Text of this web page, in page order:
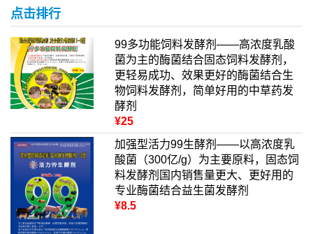
点击排行
99多功能饲料发酵剂——高浓度乳酸
菌为主的酶菌结合固态饲料发酵剂，
更轻易成功、效果更好的酶菌结合生
物饲料发酵剂，简单好用的中草药发
酵剂
¥25
加强型活力99生酵剂——以高浓度乳
酸菌（300亿/g）为主要原料，固态饲
料发酵剂国内销售量更大、更好用的
专业酶菌结合益生菌发酵剂
¥8.5